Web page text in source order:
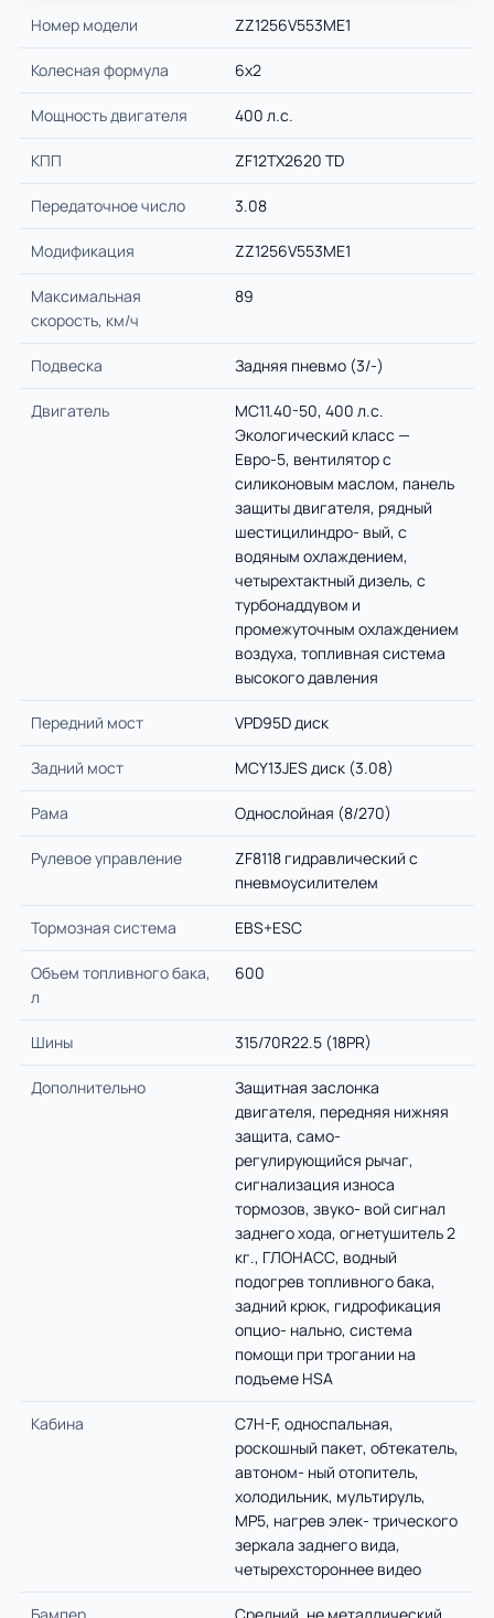
Номер модели ZZ1256V553ME1
Колесная формула 6х2
Мощность двигателя 400 л.с.
КПП ZF12TX2620 TD
Передаточное число 3.08
Модификация ZZ1256V553ME1
Максимальная
скорость, км/ч
89
Подвеска Задняя пневмо (3/-)
Двигатель
MC11.40-50, 400 л.с.
Экологический класс —
Евро-5, вентилятор с
силиконовым маслом, панель
защиты двигателя, рядный
шестицилиндро- вый, с
водяным охлаждением,
четырехтактный дизель, с
турбонаддувом и
промежуточным охлаждением
воздуха, топливная система
высокого давления
Передний мост VPD95D диск
Задний мост MCY13JES диск (3.08)
Рама Однослойная (8/270)
Рулевое управление
ZF8118 гидравлический с
пневмоусилителем
Тормозная система EBS+ESC
Объем топливного бака,
л
600
Шины 315/70R22.5 (18PR)
Дополнительно
Защитная заслонка
двигателя, передняя нижняя
защита, само-
регулирующийся рычаг,
сигнализация износа
тормозов, звуко- вой сигнал
заднего хода, огнетушитель 2
кг., ГЛОНАСС, водный
подогрев топливного бака,
задний крюк, гидрофикация
опцио- нально, система
помощи при трогании на
подъеме HSA
Кабина
C7H-F, односпальная,
роскошный пакет, обтекатель,
автоном- ный отопитель,
холодильник, мультируль,
MP5, нагрев элек- трического
зеркала заднего вида,
четырехстороннее видео